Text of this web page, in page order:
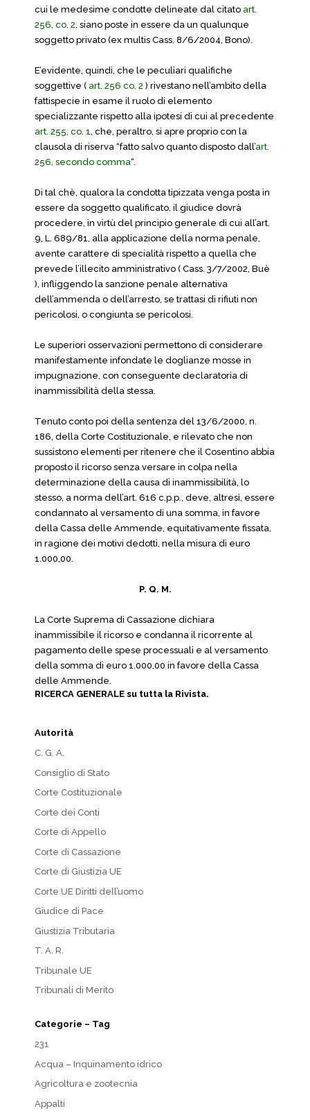
cui le medesime condotte delineate dal citato art.
256, co. 2, siano poste in essere da un qualunque
soggetto privato (ex multis Cass. 8/6/2004, Bono).
E’evidente, quindi, che le peculiari qualifiche
soggettive ( art. 256 co. 2 ) rivestano nell’ambito della
fattispecie in esame il ruolo di elemento
specializzante rispetto alla ipotesi di cui al precedente
art. 255, co. 1, che, peraltro, si apre proprio con la
clausola di riserva “fatto salvo quanto disposto dall’art.
256, secondo comma“.
Di tal chè, qualora la condotta tipizzata venga posta in
essere da soggetto qualificato, il giudice dovrà
procedere, in virtù del principio generale di cui all’art.
9, L. 689/81, alla applicazione della norma penale,
avente carattere di specialità rispetto a quella che
prevede l’illecito amministrativo ( Cass. 3/7/2002, Buè
), infliggendo la sanzione penale alternativa
dell’ammenda o dell’arresto, se trattasi di rifiuti non
pericolosi, o congiunta se pericolosi.
Le superiori osservazioni permettono di considerare
manifestamente infondate le doglianze mosse in
impugnazione, con conseguente declaratoria di
inammissibilità della stessa.
Tenuto conto poi della sentenza del 13/6/2000, n.
186, della Corte Costituzionale, e rilevato che non
sussistono elementi per ritenere che il Cosentino abbia
proposto il ricorso senza versare in colpa nella
determinazione della causa di inammissibilità, lo
stesso, a norma dell’art. 616 c.p.p., deve, altresì, essere
condannato al versamento di una somma, in favore
della Cassa delle Ammende, equitativamente fissata,
in ragione dei motivi dedotti, nella misura di euro
1.000,00.
P. Q. M.
La Corte Suprema di Cassazione dichiara
inammissibile il ricorso e condanna il ricorrente al
pagamento delle spese processuali e al versamento
della somma di euro 1.000,00 in favore della Cassa
delle Ammende.
RICERCA GENERALE su tutta la Rivista.
Autorità
C. G. A.
Consiglio di Stato
Corte Costituzionale
Corte dei Conti
Corte di Appello
Corte di Cassazione
Corte di Giustizia UE
Corte UE Diritti dell’uomo
Giudice di Pace
Giustizia Tributaria
T. A. R.
Tribunale UE
Tribunali di Merito
Categorie – Tag
231
Acqua – Inquinamento idrico
Agricoltura e zootecnia
Appalti